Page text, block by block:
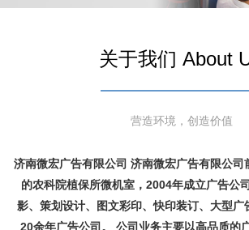
关于我们 About
营造环境，创造价值
济南微宏广告有限公司 济南微宏广告有限公司
的农科院植保所微机室，2004年成立广告公
影、策划设计、图文彩印、快印装订、大型广
20余年广告公司。 公司业务主要以高品质的